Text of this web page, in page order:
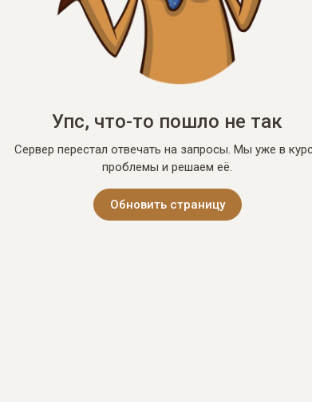
Упс, что-то пошло не так
Сервер перестал отвечать на запросы. Мы уже в
проблемы и решаем её.
Обновить страницу